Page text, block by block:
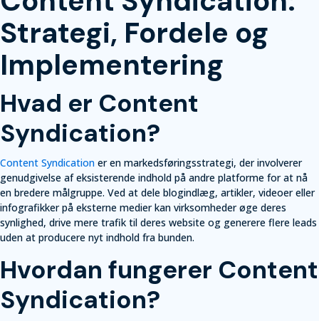
Strategi, Fordele og
Implementering
Hvad er Content
Syndication?
Content Syndication er en markedsføringsstrategi, der involverer
genudgivelse af eksisterende indhold på andre platforme for at nå
en bredere målgruppe. Ved at dele blogindlæg, artikler, videoer eller
infografikker på eksterne medier kan virksomheder øge deres
synlighed, drive mere trafik til deres website og generere flere leads
uden at producere nyt indhold fra bunden.
Hvordan fungerer Content
Syndication?